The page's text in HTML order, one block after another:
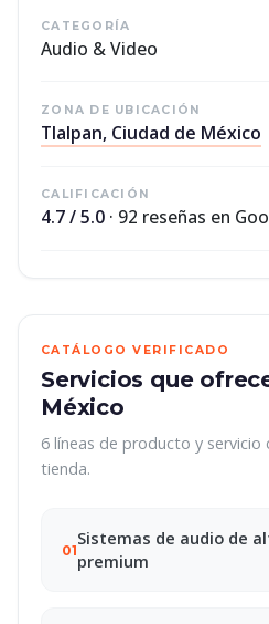
CATEGORÍA
Audio & Video
ZONA DE UBICACIÓN
Tlalpan, Ciudad de México
CALIFICACIÓN
4.7 / 5.0 · 92 reseñas en
CATÁLOGO VERIFICADO
Servicios que
México
6 líneas de producto y servicio
tienda.
01
Sistemas de audio de
premium